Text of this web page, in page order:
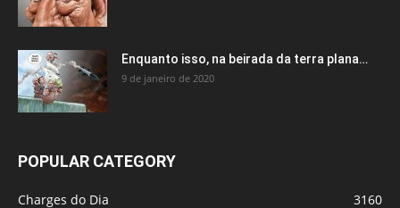
Enquanto isso, na beirada da terra plana…
9 de janeiro de 2020
POPULAR CATEGORY
Charges do Dia
3160